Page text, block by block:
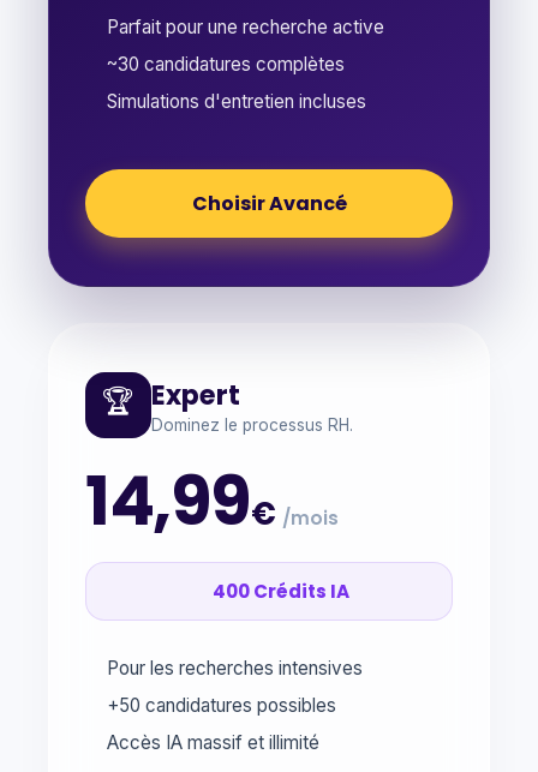
Parfait pour une recherche active
~30 candidatures complètes
Simulations d'entretien incluses
Choisir Avancé
🏆 Expert
Dominez le processus RH.
14,99€ /mois
400 Crédits IA
Pour les recherches intensives
+50 candidatures possibles
Accès IA massif et illimité